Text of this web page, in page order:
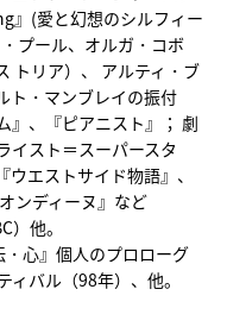
』(愛と幻想のシルフィー
プール、オルガ・コボ
トリア）、 アルティ・ブ
ト・マンブレイの振付
』、『ピアニスト』； 劇
イスト＝スーパースタ
エストサイド物語』、
ンディーヌ』など
他。
心』個人のプロローグ
ィバル（98年）、他。